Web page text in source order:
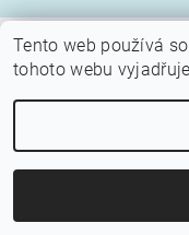
2026 ©
Tento web používá
tohoto webu